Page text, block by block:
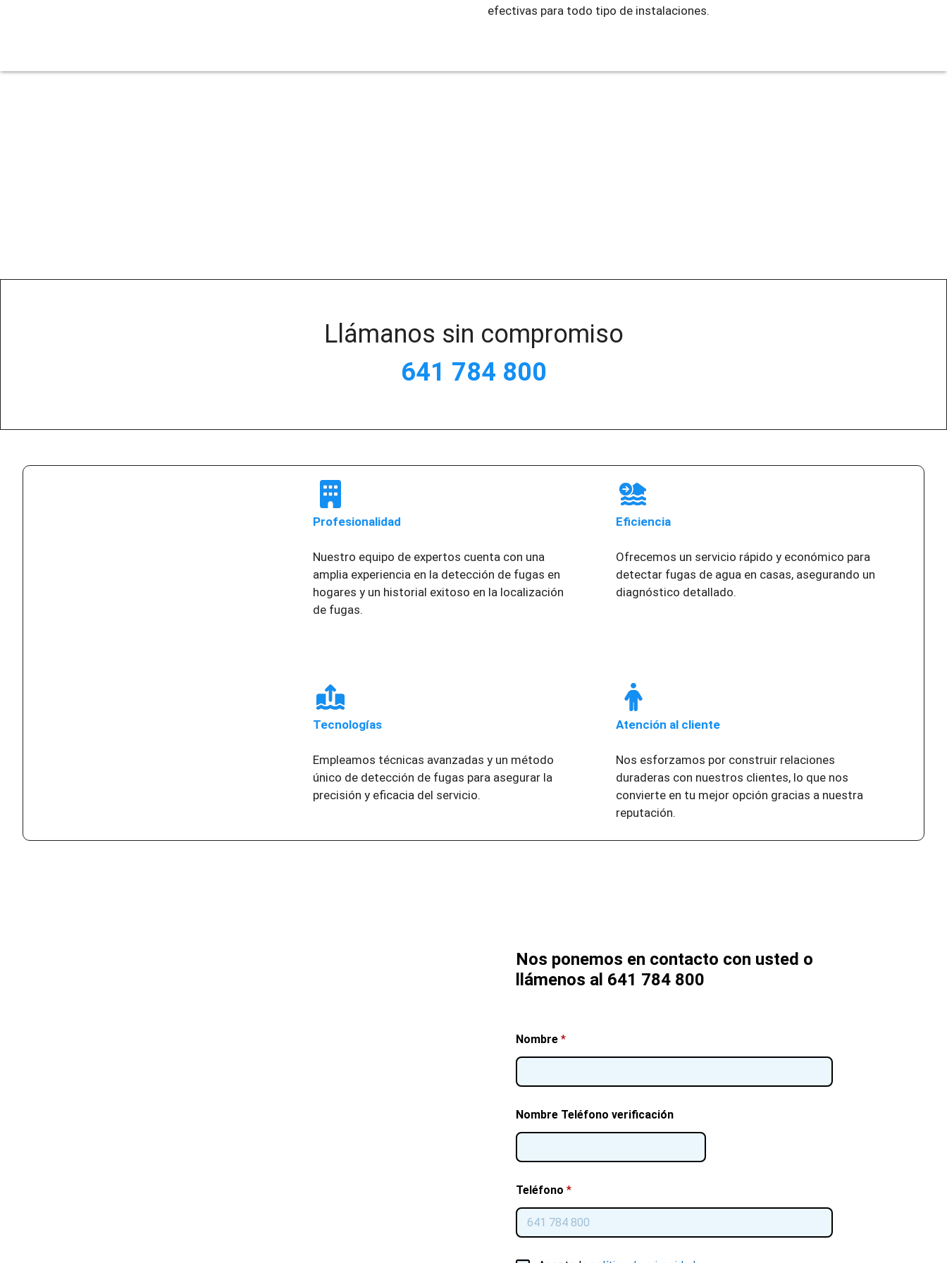
efectivas para todo tipo de instalaciones.
Llámanos sin compromiso
641 784 800
Profesionalidad
Nuestro equipo de expertos cuenta con una
amplia experiencia en la detección de fugas en
hogares y un historial exitoso en la localización
de fugas.
Eficiencia
Ofrecemos un servicio rápido y económico para
detectar fugas de agua en casas, asegurando un
diagnóstico detallado.
Tecnologías
Empleamos técnicas avanzadas y un método
único de detección de fugas para asegurar la
precisión y eficacia del servicio.
Atención al cliente
Nos esforzamos por construir relaciones
duraderas con nuestros clientes, lo que nos
convierte en tu mejor opción gracias a nuestra
reputación.
Nos ponemos en contacto con usted o
llámenos al 641 784 800
Nombre *
Nombre Teléfono verificación
Teléfono *